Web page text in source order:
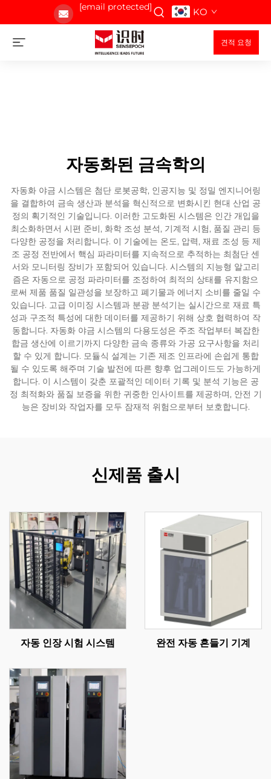
[email protected] KO
견적 요청
자동화된 금속학의
자동화 야금 시스템은 첨단 로봇공학, 인공지능 및 정밀 엔지니어링
을 결합하여 금속 생산과 분석을 혁신적으로 변화시킨 현대 산업 공
정의 획기적인 기술입니다. 이러한 고도화된 시스템은 인간 개입을
최소화하면서 시편 준비, 화학 조성 분석, 기계적 시험, 품질 관리 등
다양한 공정을 처리합니다. 이 기술에는 온도, 압력, 재료 조성 등 제
조 공정 전반에서 핵심 파라미터를 지속적으로 추적하는 최첨단 센
서와 모니터링 장비가 포함되어 있습니다. 시스템의 지능형 알고리
즘은 자동으로 공정 파라미터를 조정하여 최적의 상태를 유지함으
로써 제품 품질 일관성을 보장하고 폐기물과 에너지 소비를 줄일 수
있습니다. 고급 이미징 시스템과 분광 분석기는 실시간으로 재료 특
성과 구조적 특성에 대한 데이터를 제공하기 위해 상호 협력하여 작
동합니다. 자동화 야금 시스템의 다용도성은 주조 작업부터 복잡한
합금 생산에 이르기까지 다양한 금속 종류와 가공 요구사항을 처리
할 수 있게 합니다. 모듈식 설계는 기존 제조 인프라에 손쉽게 통합
될 수 있도록 해주며 기술 발전에 따른 향후 업그레이드도 가능하게
합니다. 이 시스템이 갖춘 포괄적인 데이터 기록 및 분석 기능은 공
정 최적화와 품질 보증을 위한 귀중한 인사이트를 제공하며, 안전 기
능은 장비와 작업자를 모두 잠재적 위험으로부터 보호합니다.
신제품 출시
자동 인장 시험 시스템 완전 자동 흔들기 기계